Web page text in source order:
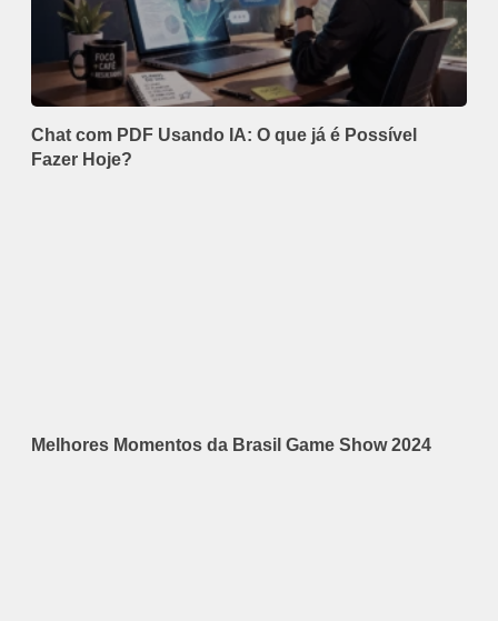
Chat com PDF Usando IA: O que já é Possível
Fazer Hoje?
Melhores Momentos da Brasil Game Show 2024